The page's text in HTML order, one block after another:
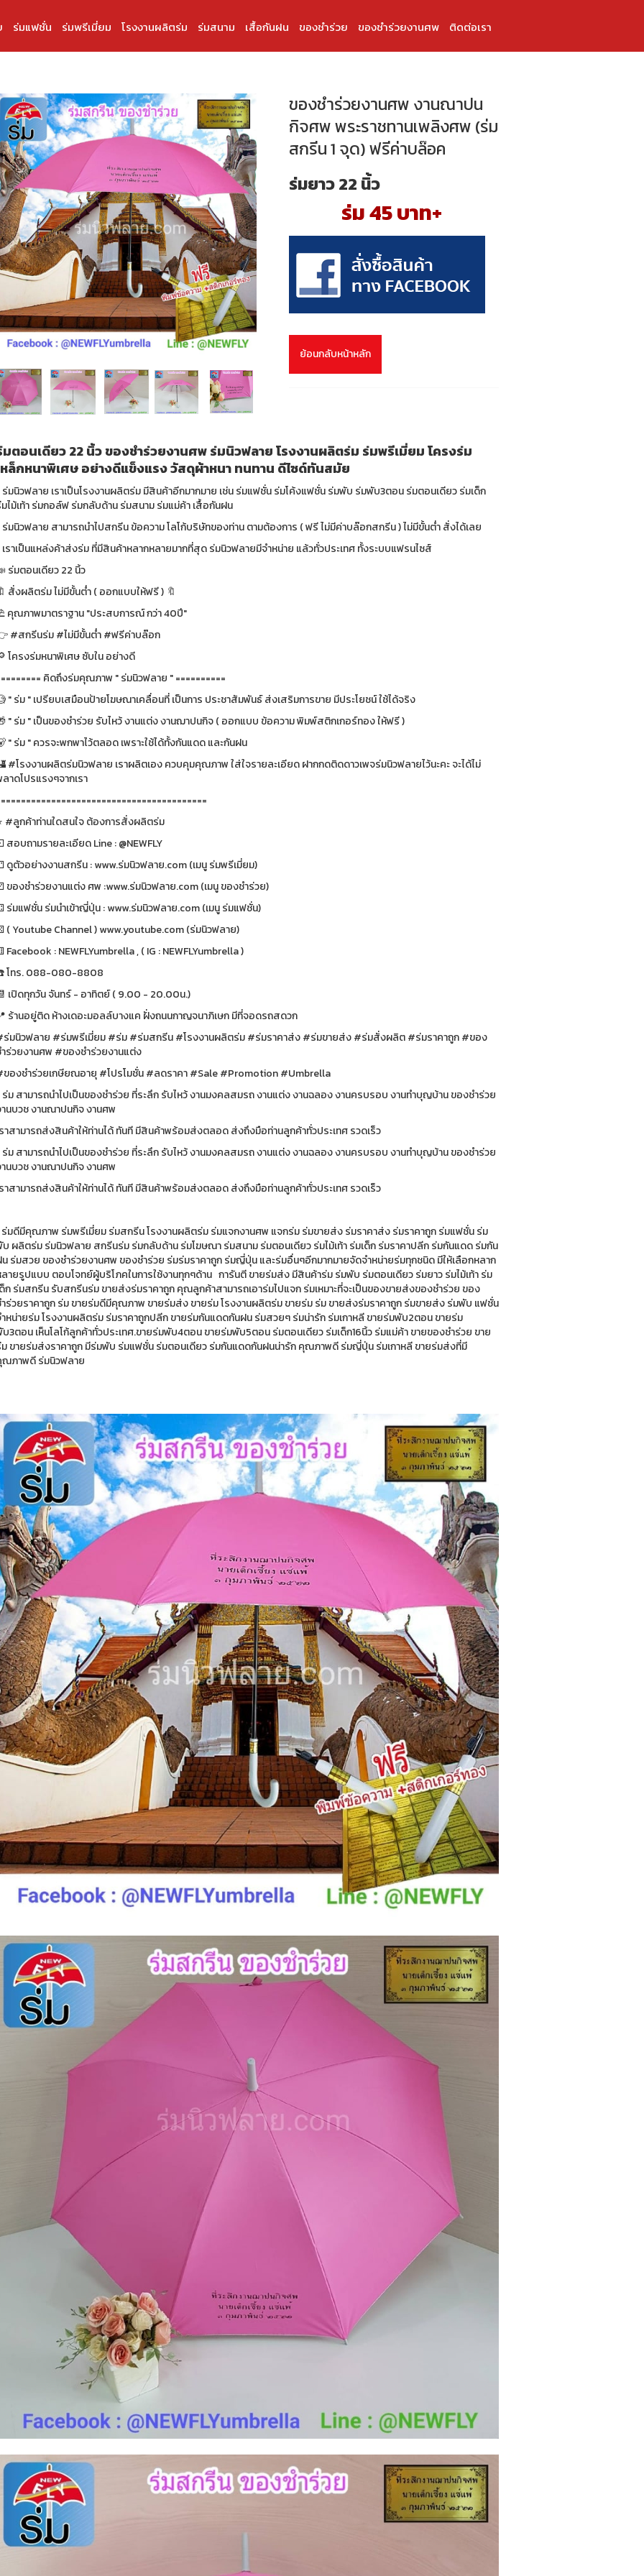
ร่มแฟชั่น ร่มพรีเมี่ยม โรงงานผลิตร่ม ร่มสนาม เสื้อกันฝน ของชำร่วย ของชำร่วยงานศพ ติดต่อเรา
ของชำร่วยงานศพ งานณาปน
กิจศพ พระราชทานเพลิงศพ (ร่ม
สกรีน 1 จุด) ฟรีค่าบล๊อค
ร่มยาว 22 นิ้ว
ร่ม 45 บาท+
ย้อนกลับหน้าหลัก
ตอนเดียว 22 นิ้ว ของชำร่วยงานศพ ร่มนิวฟลาย โรงงานผลิตร่ม ร่มพรีเมี่ยม โครงร่ม
หล็กหนาพิเศษ อย่างดีแข็งแรง วัสดุผ้าหนา ทนทาน ดีไซด์ทันสมัย
มนิวฟลาย เราเป็นโรงงานผลิตร่ม มีสินค้าอีกมากมาย เช่น ร่มแฟชั่น ร่มโค้งแฟชั่น ร่มพับ ร่มพับ3ตอน ร่มตอนเดียว ร่มเด็ก
ไม้เท้า ร่มกอล์ฟ ร่มกลับด้าน ร่มสนาม ร่มแม่ค้า เสื้อกันฝน
มนิวฟลาย สามารถนำไปสกรีน ข้อความ โลโก้บริษัทของท่าน ตามต้องการ ( ฟรี ไม่มีค่าบล๊อกสกรีน ) ไม่มีขั้นต่ำ สั่งได้เลย
ราเป็นแหล่งค้าส่งร่ม ที่มีสินค้าหลากหลายมากที่สุด ร่มนิวฟลายมีจำหน่าย แล้วทั่วประเทศ ทั้งระบบแฟรนไซส์
ร่มตอนเดียว 22 นิ้ว
สั่งผลิตร่ม ไม่มีขั้นต่ำ ( ออกแบบให้ฟรี ) 🔖
คุณภาพมาตราฐาน "ประสบการณ์ กว่า 40ปี"
#สกรีนร่ม #ไม่มีขั้นต่ำ #ฟรีค่าบล๊อก
โครงร่มหนาพิเศษ ซับใน อย่างดี
คิดถึงร่มคุณภาพ " ร่มนิวฟลาย " ==========
" ร่ม " เปรียบเสมือนป้ายโฆษณาเคลื่อนที่ เป็นการ ประชาสัมพันธ์ ส่งเสริมการขาย มีประโยชน์ ใช้ได้จริง
" ร่ม " เป็นของชำร่วย รับไหว้ งานแต่ง งานฌาปนกิจ ( ออกแบบ ข้อความ พิมพ์สติกเกอร์ทอง ให้ฟรี )
" ร่ม " ควรจะพกพาไว้ตลอด เพราะใช้ได้ทั้งกันแดด และกันฝน
#โรงงานผลิตร่มนิวฟลาย เราผลิตเอง ควบคุมคุณภาพ ใส่ใจรายละเอียด ฝากกดติดดาวเพจร่มนิวฟลายไว้นะคะ จะได้ไม่
าดโปรแรงๆจากเรา
#ลูกค้าท่านใดสนใจ ต้องการสั่งผลิตร่ม
สอบถามรายละเอียด Line : @NEWFLY
ดูตัวอย่างงานสกรีน : www.ร่มนิวฟลาย.com (เมนู ร่มพรีเมี่ยม)
ของชำร่วยงานแต่ง ศพ :www.ร่มนิวฟลาย.com (เมนู ของชำร่วย)
ร่มแฟชั่น ร่มนำเข้าญี่ปุ่น : www.ร่มนิวฟลาย.com (เมนู ร่มแฟชั่น)
( Youtube Channel ) www.youtube.com (ร่มนิวฟลาย)
Facebook : NEWFLYumbrella , ( IG : NEWFLYumbrella )
โทร. 088-080-8808
เปิดทุกวัน จันทร์ - อาทิตย์ ( 9.00 - 20.00น.)
ร้านอยู่ติด ห้างเดอะมอลล์บางแค ฝั่งถนนกาญจนาภิเษก มีที่จอดรถสดวก
มนิวฟลาย #ร่มพรีเมี่ยม #ร่ม #ร่มสกรีน #โรงงานผลิตร่ม #ร่มราคาส่ง #ร่มขายส่ง #ร่มสั่งผลิต #ร่มราคาถูก #ของ
ร่วยงานศพ #ของชำร่วยงานแต่ง
ของชำร่วยเกษียณอายุ #โปรโมชั่น #ลดราคา #Sale #Promotion #Umbrella
ม สามารถนำไปเป็นของชำร่วย ที่ระลึก รับไหว้ งานมงคลสมรถ งานแต่ง งานฉลอง งานครบรอบ งานทำบุญบ้าน ของชำร่วย
นบวช งานณาปนกิจ งานศพ
าสามารถส่งสินค้าให้ท่านได้ ทันที มีสินค้าพร้อมส่งตลอด ส่งถึงมือท่านลูกค้าทั่วประเทศ รวดเร็ว
ม สามารถนำไปเป็นของชำร่วย ที่ระลึก รับไหว้ งานมงคลสมรถ งานแต่ง งานฉลอง งานครบรอบ งานทำบุญบ้าน ของชำร่วย
นบวช งานณาปนกิจ งานศพ
าสามารถส่งสินค้าให้ท่านได้ ทันที มีสินค้าพร้อมส่งตลอด ส่งถึงมือท่านลูกค้าทั่วประเทศ รวดเร็ว
มดีมีคุณภาพ ร่มพรีเมี่ยม ร่มสกรีน โรงงานผลิตร่ม ร่มแจกงานศพ แจกร่ม ร่มขายส่ง ร่มราคาส่ง ร่มราคาถูก ร่มแฟชั่น ร่ม
ผลิตร่ม ร่มนิวฟลาย สกรีนร่ม ร่มกลับด้าน ร่มโฆษณา ร่มสนาม ร่มตอนเดียว ร่มไม้เท้า ร่มเด็ก ร่มราคาปลีก ร่มกันแดด ร่มกัน
ร่มสวย ของชำร่วยงานศพ ของชำร่วย ร่มร่มราคาถูก ร่มญี่ปุ่น และร่มอื่นๆอีกมากมายจัดจำหน่ายร่มทุกชนิด มีให้เลือกหลาก
ายรูปแบบ ตอบโจทย์ผู้บริโภคในการใช้งานทุกๆด้าน การันตี ขายร่มส่ง มีสินค้าร่ม ร่มพับ ร่มตอนเดียว ร่มยาว ร่มไม้เท้า ร่ม
ก ร่มสกรีน รับสกรีนร่ม ขายส่งร่มราคาถูก คุณลูกค้าสามารถเอาร่มไปแจก ร่มเหมาะที่จะเป็นของขายส่งของชำร่วย ของ
ร่วยราคาถูก ร่ม ขายร่มดีมีคุณภาพ ขายร่มส่ง ขายร่ม โรงงานผลิตร่ม ขายร่ม ร่ม ขายส่งร่มราคาถูก ร่มขายส่ง ร่มพับ แฟชั่น
หน่ายร่ม โรงงานผลิตร่ม ร่มราคาถูกปลีก ขายร่มกันแดดกันฝน ร่มสวยๆ ร่มน่ารัก ร่มเกาหลี ขายร่มพับ2ตอน ขายร่ม
3ตอน เห็นโลโก้ลูกค้าทั่วประเทศ.ขายร่มพับ4ตอน ขายร่มพับ5ตอน ร่มตอนเดียว ร่มเด็ก16นิ้ว ร่มแม่ค้า ขายของชำร่วย ขาย
ขายร่มส่งราคาถูก มีร่มพับ ร่มแฟชั่น ร่มตอนเดียว ร่มกันแดดกันฝนน่ารัก คุณภาพดี ร่มญี่ปุ่น ร่มเกาหลี ขายร่มส่งที่มี
ภาพดี ร่มนิวฟลาย